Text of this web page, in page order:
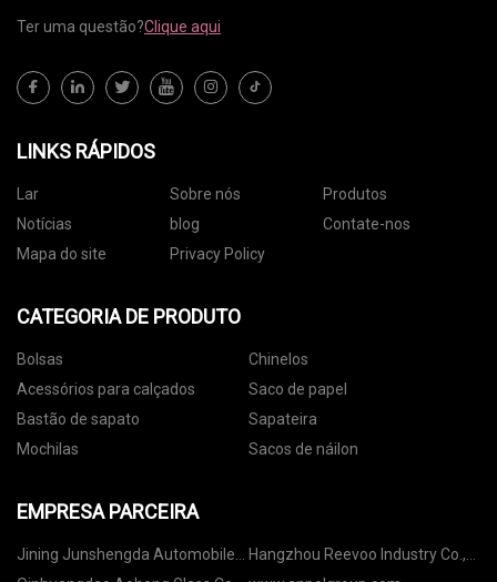
Ter uma questão?Clique aqui
LINKS RÁPIDOS
Lar Sobre nós
Produtos
Notícias
blog
Contate-nos
Mapa do site
Privacy Policy
CATEGORIA DE PRODUTO
Bolsas
Chinelos
Acessórios para calçados
Saco de papel
Bastão de sapato
Sapateira
Mochilas
Sacos de náilon
EMPRESA PARCEIRA
Jining Junshengda Automobile
Hangzhou Reevoo Industry Co.,